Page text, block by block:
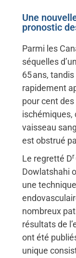
Une
pronostic
Parmi les
séquelles
65 ans,
rapidement
pour cent des
ischémiques,
vaisseau
est obstrué
Le regretté Dr
Dowlatshahi
une
nombreux
résultats de
ont été
unique